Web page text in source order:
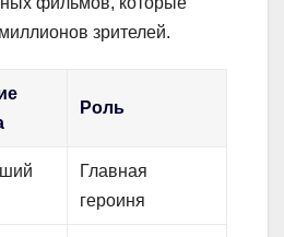
зрителей.
Роль
Главная
героиня